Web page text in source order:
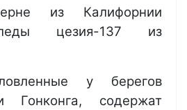
из Калифорнии
цезия-137 из
у берегов
Гонконга, содержат